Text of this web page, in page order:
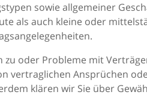
sowie allgemeiner
als auch kleine oder
zu oder Probleme mit
vertraglichen Ansprüchen
klären wir Sie über